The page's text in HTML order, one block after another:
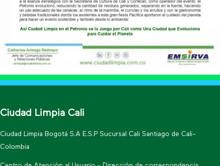
Ciudad Limpia Cali
Ciudad Limpia Bogotá S.A E.S.P Sucursal Cali Santiago de Cali-
Colombia